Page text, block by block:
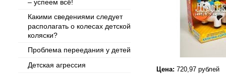
– успеем всё!
Какими сведениями следует
располагать о колесах детской
коляски?
Проблема переедания у детей
Детская агрессия
Цена: 720,97 рублей